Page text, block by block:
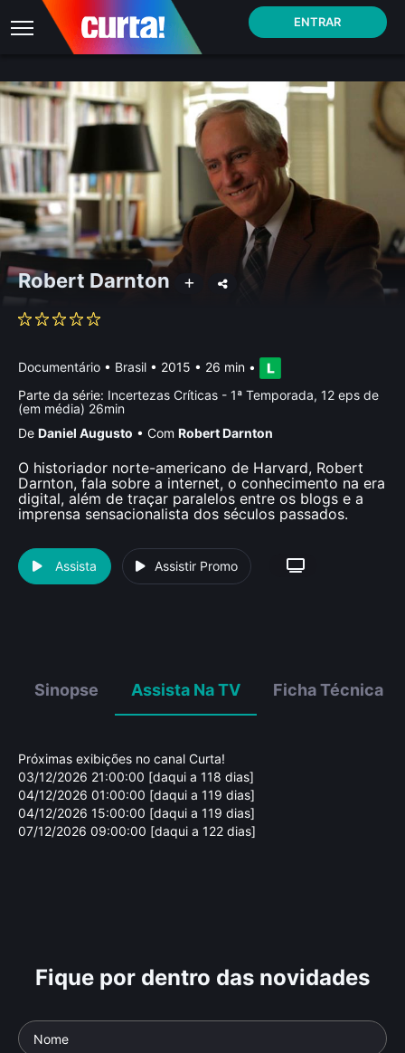
ENTRAR
Robert Darnton
Documentário • Brasil • 2015 • 26 min •
Parte da série: Incertezas Críticas - 1ª Temporada, 12 eps de
(em média) 26min
De Daniel Augusto • Com Robert Darnton
O historiador norte-americano de Harvard, Robert
Darnton, fala sobre a internet, o conhecimento na era
digital, além de traçar paralelos entre os blogs e a
imprensa sensacionalista dos séculos passados.
Assista Assistir Promo
Sinopse Assista Na TV Ficha Técnica
Próximas exibições no canal Curta!
03/12/2026 21:00:00 [daqui a 118 dias]
04/12/2026 01:00:00 [daqui a 119 dias]
04/12/2026 15:00:00 [daqui a 119 dias]
07/12/2026 09:00:00 [daqui a 122 dias]
Fique por dentro das novidades